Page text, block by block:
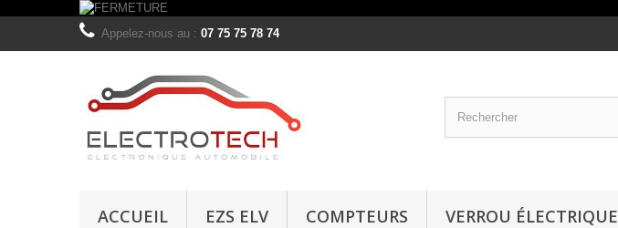
Appelez-nous au : 07 75 75 78 74
ACCUEIL EZS ELV COMPTEURS VERROU ÉLECTRIQUE